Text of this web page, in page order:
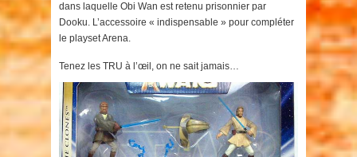
dans laquelle Obi Wan est retenu prisonnier par
Dooku. L’accessoire « indispensable » pour compléter
le playset Arena.
Tenez les TRU à l’œil, on ne sait jamais…